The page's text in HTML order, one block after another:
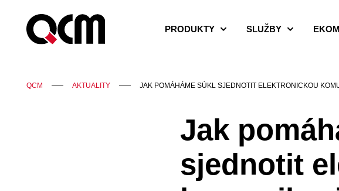
PRODUKTY SLUŽBY
QCM AKTUALITY JAK POMÁHÁME SÚKL SJEDNOTIT ELEKTRONICKOU
Jak
sjednotit